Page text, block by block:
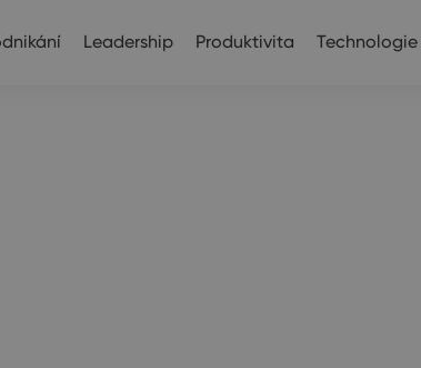
Leadership Produktivita Technologie